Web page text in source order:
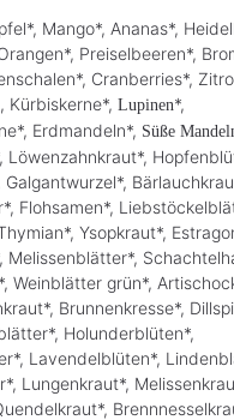
Mango*, Ananas*,
Preiselbeeren*,
Cranberries*,
Kürbiskerne*, Lupinen*,
Erdmandeln*, Süße
Löwenzahnkraut*,
Flohsamen*,
Ysopkraut*,
Melissenblätter*,
Weinblätter grün*,
Brunnenkresse*,
Holunderblüten*,
Lavendelblüten*,
Lungenkraut*,